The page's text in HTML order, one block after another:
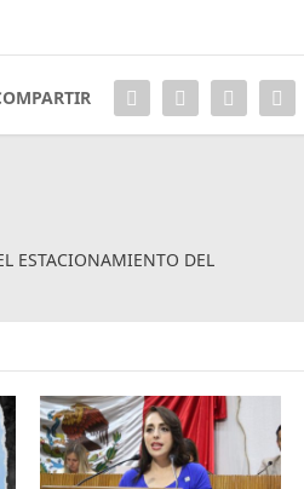
ESTACIONAMIENTO DEL